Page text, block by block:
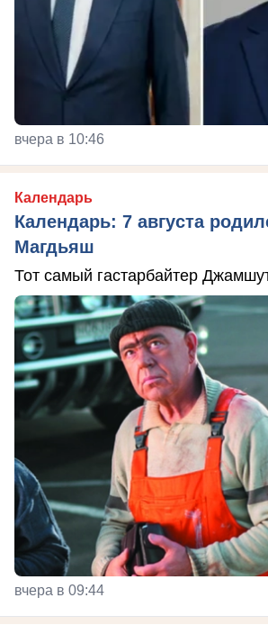
вчера в 10:46
Календарь
Календарь: 7 августа
Магдьяш
Тот самый гастарбайтер
вчера в 09:44